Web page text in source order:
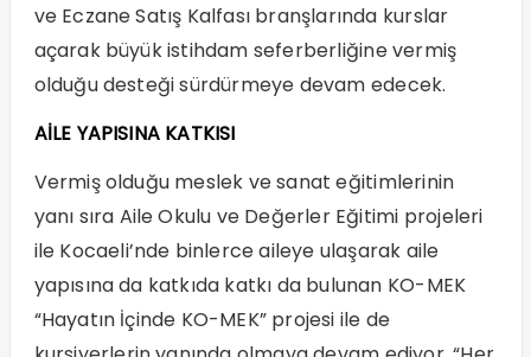
ve Eczane Satış Kalfası branşlarında kurslar
açarak büyük istihdam seferberliğine vermiş
olduğu desteği sürdürmeye devam edecek.
AİLE YAPISINA KATKISI
Vermiş olduğu meslek ve sanat eğitimlerinin
yanı sıra Aile Okulu ve Değerler Eğitimi projeleri
ile Kocaeli’nde binlerce aileye ulaşarak aile
yapısına da katkıda katkı da bulunan KO-MEK
“Hayatın İçinde KO-MEK” projesi ile de